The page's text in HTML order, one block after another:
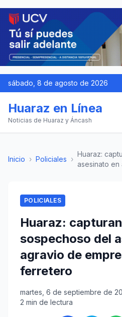
sábado, 8 de agosto de 2026
Huaraz en Línea
Noticias de Huaraz y Áncash
Inicio › Policiales ›
Huaraz:
asesinato en
POLICIALES
Huaraz:
sospechoso del
agravio de
ferretero
martes, 6 de septiembre de
2 min de lectura